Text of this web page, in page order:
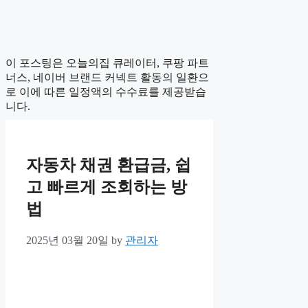
이 포스팅은 오늘의집 큐레이터, 쿠팡 파트
너스, 네이버 브랜드 커넥트 활동의 일환으
로 이에 따른 일정액의 수수료를 제공받습
니다.
자동차 채권 환급금, 쉽
고 빠르게 조회하는 방
법
2025년 03월 20일 by 관리자